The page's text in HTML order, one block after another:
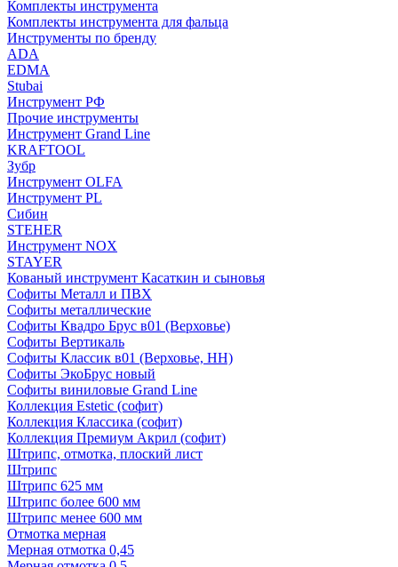
Комплекты инструмента
Комплекты инструмента для фальца
Инструменты по бренду
ADA
EDMA
Stubai
Инструмент РФ
Прочие инструменты
Инструмент Grand Line
KRAFTOOL
Зубр
Инструмент OLFA
Инструмент PL
Сибин
STEHER
Инструмент NOX
STAYER
Кованый инструмент Касаткин и сыновья
Софиты Металл и ПВХ
Софиты металлические
Софиты Квадро Брус в01 (Верховье)
Софиты Вертикаль
Софиты Классик в01 (Верховье, НН)
Софиты ЭкоБрус новый
Софиты виниловые Grand Line
Коллекция Estetic (софит)
Коллекция Классика (софит)
Коллекция Премиум Акрил (софит)
Штрипс, отмотка, плоский лист
Штрипс
Штрипс 625 мм
Штрипс более 600 мм
Штрипс менее 600 мм
Отмотка мерная
Мерная отмотка 0,45